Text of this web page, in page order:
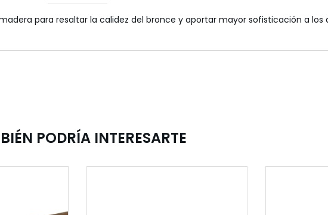
para resaltar la calidez del bronce y aportar mayor sofisticación a los
PODRÍA INTERESARTE